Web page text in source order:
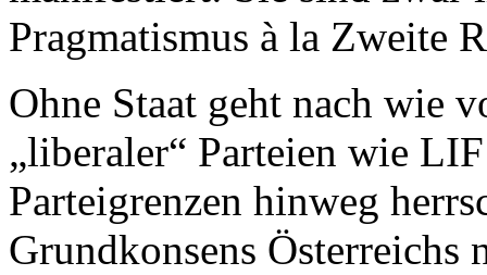
Pragmatismus à la Zweite
Ohne Staat geht nach wie
„liberaler“ Parteien wie
Parteigrenzen hinweg
Grundkonsens Österreichs